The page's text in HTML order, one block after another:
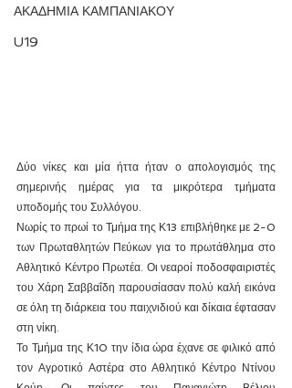
ΑΚΑΔΗΜΙΑ ΚΑΜΠΑΝΙΑΚΟΥ
U19
Δύο νίκες και μία ήττα ήταν ο απολογισμός της
σημερινής ημέρας για τα μικρότερα τμήματα
υποδομής του Συλλόγου.
Νωρίς το πρωί το Τμήμα της Κ13 επιβλήθηκε με 2-0
των Πρωταθλητών Πεύκων για το πρωτάθλημα στο
Αθλητικό Κέντρο Πρωτέα. Οι νεαροί ποδοσφαιριστές
του Χάρη Σαββαΐδη παρουσίασαν πολύ καλή εικόνα
σε όλη τη διάρκεια του παιχνιδιού και δίκαια έφτασαν
στη νίκη.
Το Τμήμα της Κ10 την ίδια ώρα έχανε σε φιλικό από
τον Αγροτικό Αστέρα στο Αθλητικό Κέντρο Ντίνου